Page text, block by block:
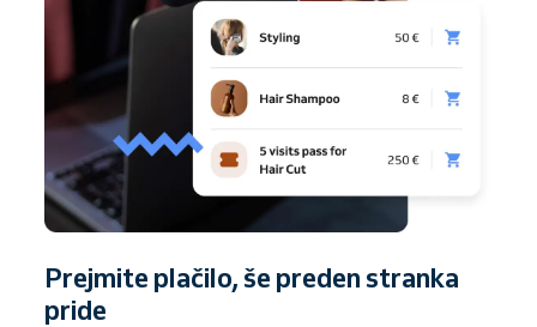
Prejmite plačilo, še preden stranka
pride